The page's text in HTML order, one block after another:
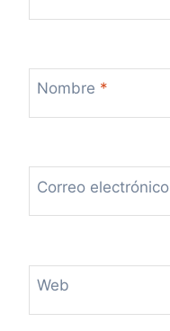
Nombre *
Correo electrónico
Web